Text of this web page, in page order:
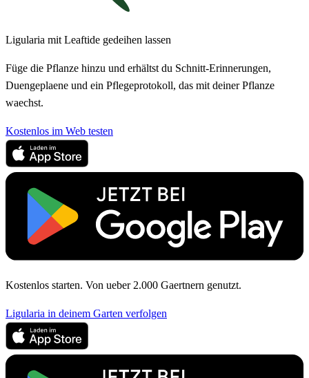
Ligularia mit Leaftide gedeihen lassen
Füge die Pflanze hinzu und erhältst du Schnitt-Erinnerungen,
Duengeplaene und ein Pflegeprotokoll, das mit deiner Pflanze
waechst.
Kostenlos im Web testen
Kostenlos starten. Von ueber 2.000 Gaertnern genutzt.
Ligularia in deinem Garten verfolgen